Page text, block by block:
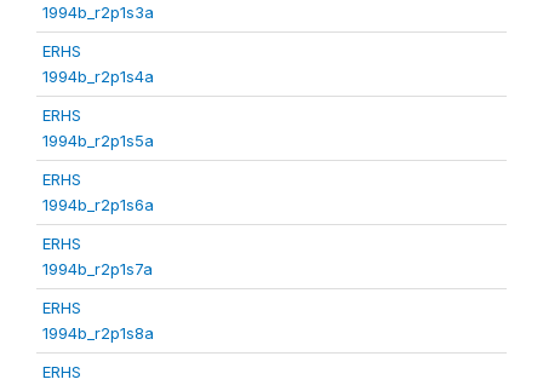
1994b_r2p1s3a
ERHS
1994b_r2p1s4a
ERHS
1994b_r2p1s5a
ERHS
1994b_r2p1s6a
ERHS
1994b_r2p1s7a
ERHS
1994b_r2p1s8a
ERHS